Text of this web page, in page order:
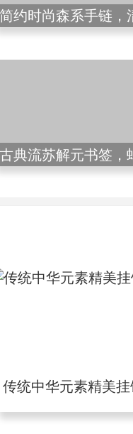
简约时尚森系手链，
古典流苏解元书签，
传统中华元素精美